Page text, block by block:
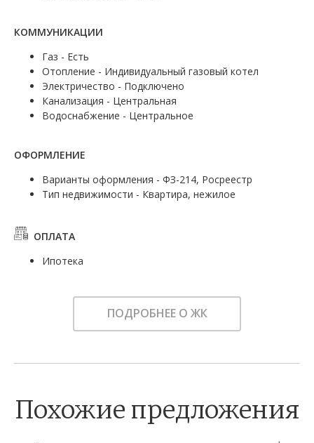
КОММУНИКАЦИИ
Газ - Есть
Отопление - Индивидуальный газовый котел
Электричество - Подключено
Канализация - Центральная
Водоснабжение - Центральное
ОФОРМЛЕНИЕ
Варианты оформления - ФЗ-214, Росреестр
Тип недвижимости - Квартира, нежилое
ОПЛАТА
Ипотека
ПОДРОБНЕЕ О ЖК
Похожие предложения